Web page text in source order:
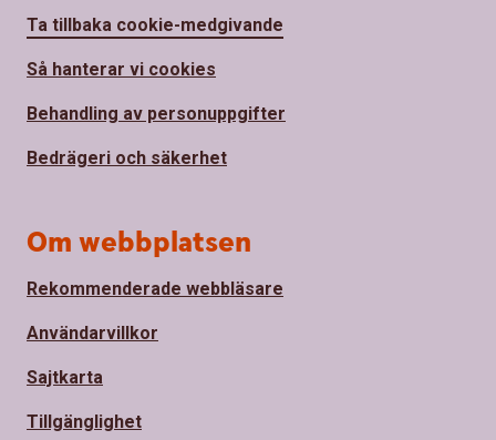
Ta tillbaka cookie-medgivande
Så hanterar vi cookies
Behandling av personuppgifter
Bedrägeri och säkerhet
Om webbplatsen
Rekommenderade webbläsare
Användarvillkor
Sajtkarta
Tillgänglighet